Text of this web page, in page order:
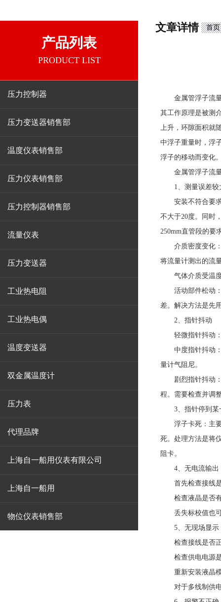
产品列表
PRODUCT LIST
压力控制器
压力变送器销售部
温度仪表销售部
压力仪表销售部
压力控制器销售部
流量仪表
压力变送器
工业热电阻
工业热电偶
温度变送器
双金属温度计
压力表
代理品牌
上海自一船用仪表有限公司
上海自一船用
物位仪表销售部
文章详情 首页
金属管浮子流
其工作原理是被测
上升，环隙面积就
中浮子重量时，浮
浮子的移动而变化
金属管浮子流
1、测量误差较
安装不符合要求
不大于20度。同时
250mm直管段的要
介质密度变化：
将流量计测出的流
气体介质受温度
活动部件松动：
差。解决方法是先
2、指针抖动
轻微指针抖动：
中度指针抖动：
量计气阻尼。
剧烈指针抖动：
程。需要检查并调
3、指针停到某
浮子卡死：主要
死。处理方法是将
阻卡。
4、无电流输出
首先检查接线是
检查液晶是否有
丢失标校值也可
5、无现场显示
检查接线是否
检查供电电源是
重新安装液晶模
对于多线制供电